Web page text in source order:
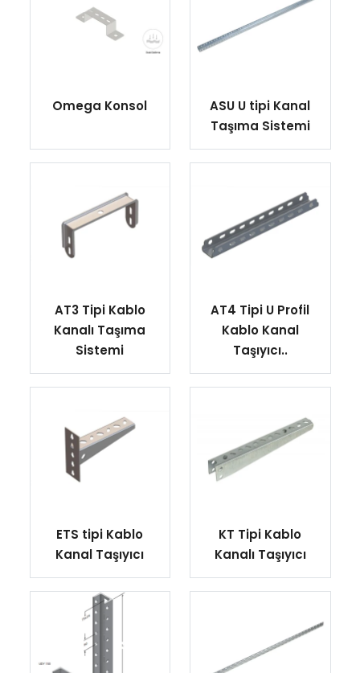
Omega Konsol
ASU U tipi Kanal
Taşıma Sistemi
AT3 Tipi Kablo
Kanalı Taşıma
Sistemi
AT4 Tipi U Profil
Kablo Kanal
Taşıyıcı..
ETS tipi Kablo
Kanal Taşıyıcı
KT Tipi Kablo
Kanalı Taşıyıcı